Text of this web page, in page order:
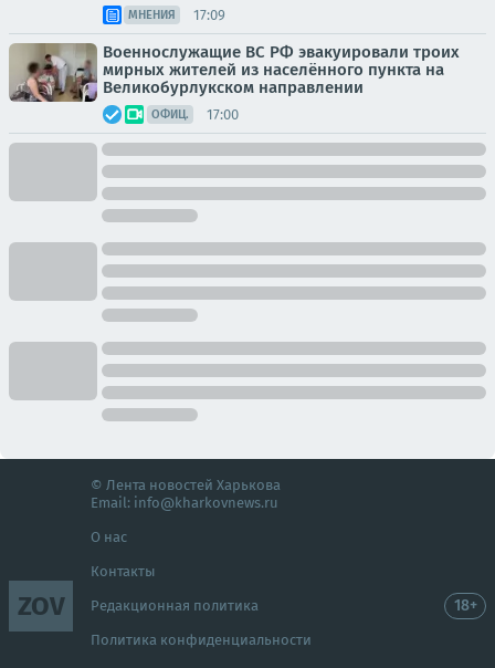
МНЕНИЯ 17:09
Военнослужащие ВС РФ эвакуировали троих
мирных жителей из населённого пункта на
Великобурлукском направлении
ОФИЦ. 17:00
ZOV
© Лента новостей Харькова
Email: info@kharkovnews.ru
О нас
Контакты
Редакционная политика
Политика конфиденциальности
18+